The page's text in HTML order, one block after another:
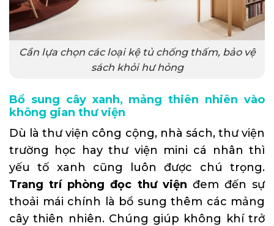
Cần lựa chọn các loại kệ tủ chống thấm, bảo vệ
sách khỏi hư hỏng
Bổ sung cây xanh, mảng thiên nhiên vào
không gian thư viện
Dù là thư viện công cộng, nhà sách, thư viện
trường học hay thư viện mini cá nhân thì
yếu tố xanh cũng luôn được chú trọng.
Trang trí phòng đọc thư viện đem đến sự
thoải mái chính là bổ sung thêm các mảng
cây thiên nhiên. Chúng giúp không khí trở